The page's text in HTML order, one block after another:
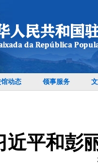
动态 领事服务
近平和彭